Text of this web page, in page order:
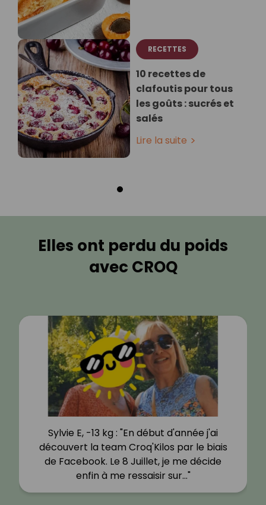
RECETTES
10 recettes de
clafoutis pour tous
les goûts : sucrés et
salés
Lire la suite
Elles ont perdu du poids
avec CROQ
Sylvie E, -13 kg : "En début d'année j'ai
découvert la team Croq'Kilos par le biais
de Facebook. Le 8 Juillet, je me décide
enfin à me ressaisir sur…"